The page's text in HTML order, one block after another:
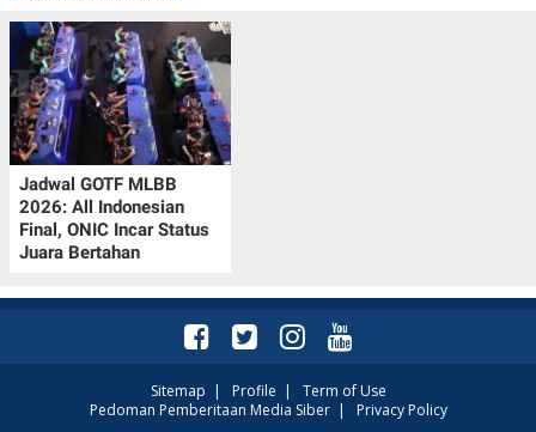
Jadwal GOTF MLBB
2026: All Indonesian
Final, ONIC Incar Status
Juara Bertahan
Sitemap | Profile | Term of Use
Pedoman Pemberitaan Media Siber| Privacy Policy